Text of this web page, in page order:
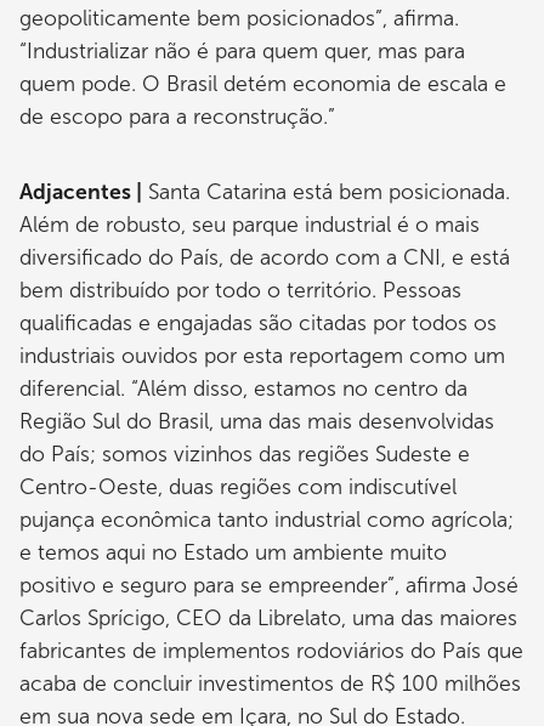
geopoliticamente bem posicionados”, afirma.
“Industrializar não é para quem quer, mas para
quem pode. O Brasil detém economia de escala e
de escopo para a reconstrução.”
Adjacentes |
Santa Catarina está bem posicionada.
Além de robusto, seu parque industrial é o mais
diversificado do País, de acordo com a CNI, e está
bem distribuído por todo o território. Pessoas
qualificadas e engajadas são citadas por todos os
industriais ouvidos por esta reportagem como um
diferencial. “Além disso, estamos no centro da
Região Sul do Brasil, uma das mais desenvolvidas
do País; somos vizinhos das regiões Sudeste e
Centro-Oeste, duas regiões com indiscutível
pujança econômica tanto industrial como agrícola;
e temos aqui no Estado um ambiente muito
positivo e seguro para se empreender”, afirma José
Carlos Sprícigo, CEO da Librelato, uma das maiores
fabricantes de implementos rodoviários do País que
acaba de concluir investimentos de R$ 100 milhões
em sua nova sede em Içara, no Sul do Estado.